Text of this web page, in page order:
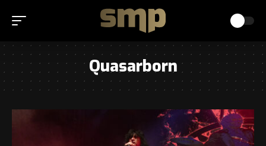
Quasarborn